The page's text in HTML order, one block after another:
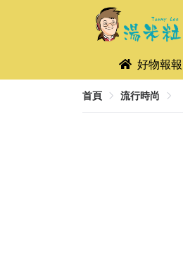
好物報報
首頁 流行時尚